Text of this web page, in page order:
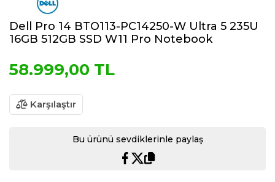
Dell Pro 14 BTO113-PC14250-W Ultra 5 235U
16GB 512GB SSD W11 Pro Notebook
58.999,00 TL
Karşılaştır
Bu ürünü sevdiklerinle paylaş